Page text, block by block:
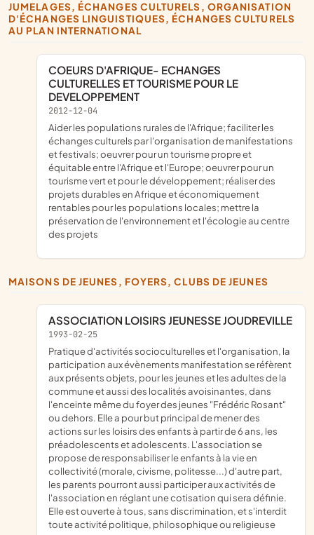
JUMELAGES, ÉCHANGES CULTURELS, ORGANISATION
D'ÉCHANGES LINGUISTIQUES, ÉCHANGES CULTURELS
AU PLAN INTERNATIONAL
COEURS D'AFRIQUE- ECHANGES
CULTURELLES ET TOURISME POUR LE
DEVELOPPEMENT
2012-12-04
aider les populations rurales de l'Afrique; faciliter les
échanges culturels par l'organisation de manifestations
et festivals; oeuvrer pour un tourisme propre et
équitable entre l'Afrique et l'Europe; oeuvrer pour un
tourisme vert et pour le développement; réaliser des
projets durables en Afrique et économiquement
rentables pour les populations locales; mettre la
préservation de l'environnement et l'écologie au centre
des projets
MAISONS DE JEUNES, FOYERS, CLUBS DE JEUNES
ASSOCIATION LOISIRS JEUNESSE JOUDREVILLE
1993-02-25
pratique d'activités socioculturelles et l'organisation, la
participation aux évènements manifestation se réfèrent
aux présents objets, pour les jeunes et les adultes de la
commune et aussi des localités avoisinantes, dans
l'enceinte même du foyer des jeunes "Frédéric Rosant"
ou dehors. Elle a pour but principal de mener des
actions sur les loisirs des enfants à partir de 6 ans, les
préadolescents et adolescents. L'association se
propose de responsabiliser le enfants à la vie en
collectivité (morale, civisme, politesse...) d'autre part,
les parents pourront aussi participer aux activités de
l'association en réglant une cotisation qui sera définie.
Elle est ouverte à tous, sans discrimination, et s'interdit
toute activité politique, philosophique ou religieuse